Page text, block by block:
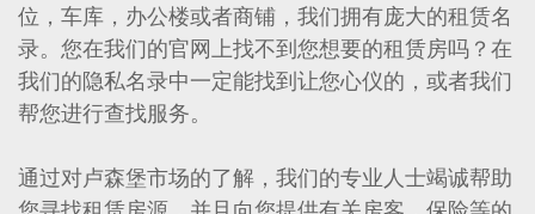
位，车库，办公楼或者商铺，我们拥有庞大的租赁名
录。您在我们的官网上找不到您想要的租赁房吗？在
我们的隐私名录中一定能找到让您心仪的，或者我们
帮您进行查找服务。
通过对卢森堡市场的了解，我们的专业人士竭诚帮助